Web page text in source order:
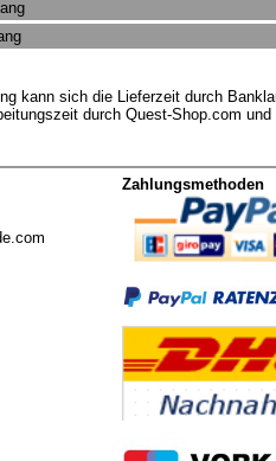
kann sich die Lieferzeit durch
durch Quest-Shop.com und
Zahlungsmethoden